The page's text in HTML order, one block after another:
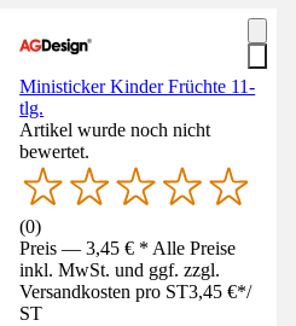
Ministicker Kinder Früchte 11-
tlg.
Artikel wurde noch nicht
bewertet.
(0)
Preis — 3,45 € * Alle Preise
inkl. MwSt. und ggf. zzgl.
Versandkosten pro ST3,45 €*/
ST